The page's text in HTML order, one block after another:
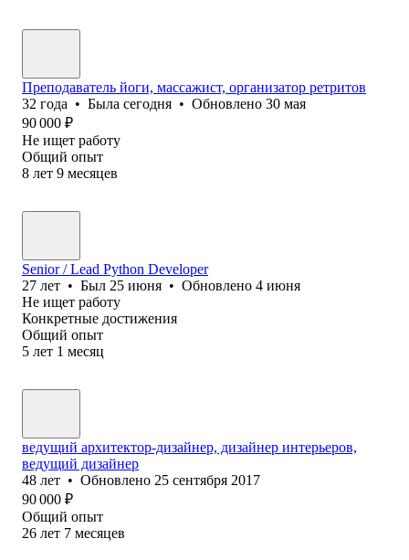
Преподаватель йоги, массажист, организатор ретритов
32 года • Была сегодня • Обновлено 30 мая
90 000 ₽
Не ищет работу
Общий опыт
8 лет 9 месяцев
Senior / Lead Python Developer
27 лет • Был 25 июня • Обновлено 4 июня
Не ищет работу
Конкретные достижения
Общий опыт
5 лет 1 месяц
ведущий архитектор-дизайнер, дизайнер интерьеров,
ведущий дизайнер
48 лет • Обновлено 25 сентября 2017
90 000 ₽
Общий опыт
26 лет 7 месяцев